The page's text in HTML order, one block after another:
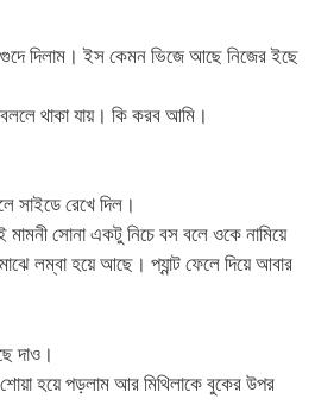
দিলাম। ইস কেমন ভিজে আছে নিজের ইছে
থাকা যায়। কি করব আমি।
সাইডে রেখে দিল।
সোনা একটু নিচে বস বলে ওকে নামিয়ে
লম্বা হয়ে আছে। প্যান্ট ফেলে দিয়ে আবার
দাও।
হয়ে পড়লাম আর মিথিলাকে বুকের উপর